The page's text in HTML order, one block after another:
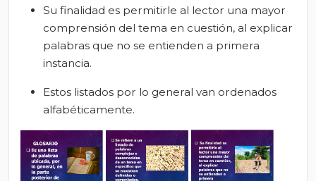
Su finalidad es permitirle al lector una mayor
comprensión del tema en cuestión, al explicar
palabras que no se entienden a primera
instancia.
Estos listados por lo general van ordenados
alfabéticamente.